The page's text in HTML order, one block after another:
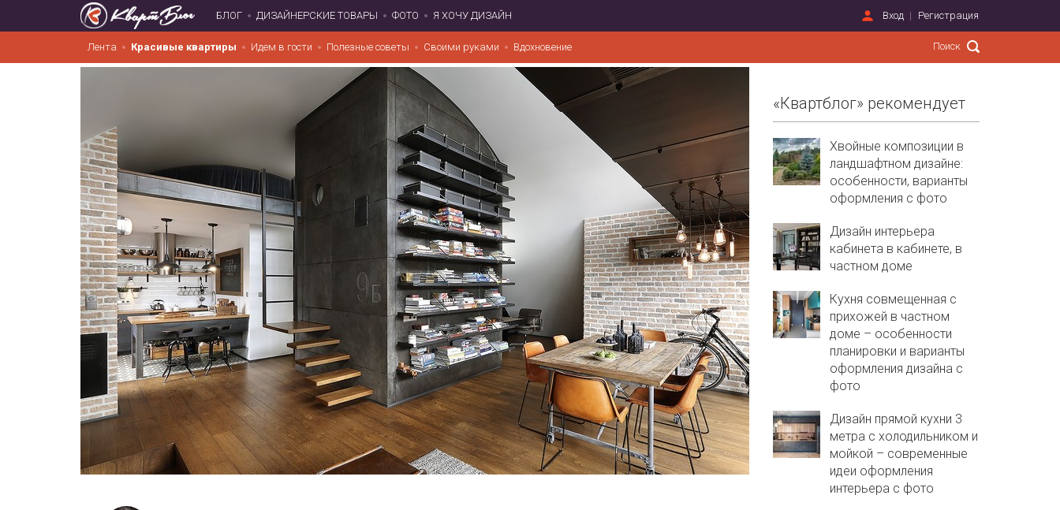
БЛОГ ДИЗАЙНЕРСКИЕ ТОВАРЫ ФОТО Я ХОЧУ ДИЗАЙН Вход Регистрация
Лента Красивые квартиры Идем в гости Полезные советы Своими руками Вдохновение
«Квартблог» рекомендует
Хвойные композиции в
ландшафтном дизайне:
особенности, варианты
оформления с фото
Дизайн интерьера
кабинета в кабинете, в
частном доме
Кухня совмещенная с
прихожей в частном
доме – особенности
планировки и варианты
оформления дизайна с
фото
Дизайн прямой кухни 3
метра с холодильником и
мойкой – современные
идеи оформления
интерьера с фото